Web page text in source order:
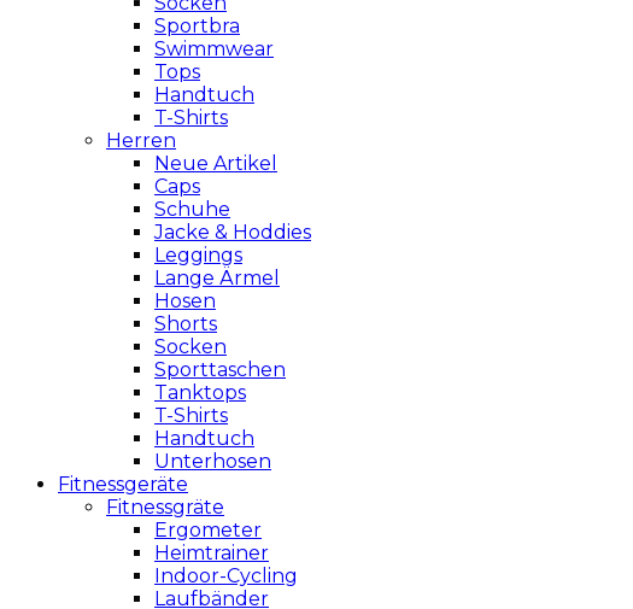
Sportbra
Swimmwear
Tops
Handtuch
T-Shirts
Herren
Neue Artikel
Caps
Schuhe
Jacke & Hoddies
Leggings
Lange Ärmel
Hosen
Shorts
Socken
Sporttaschen
Tanktops
T-Shirts
Handtuch
Unterhosen
Fitnessgeräte
Fitnessgräte
Ergometer
Heimtrainer
Indoor-Cycling
Laufbänder